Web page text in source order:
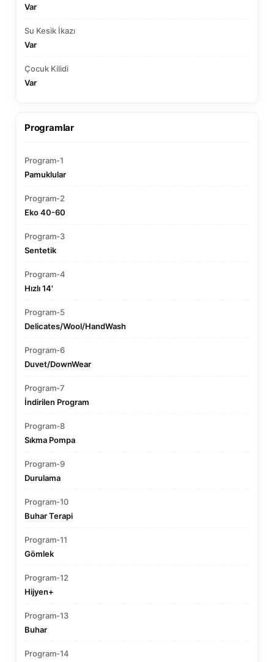
Var
Su Kesik İkazı
Var
Çocuk Kilidi
Var
Programlar
Program-1
Pamuklular
Program-2
Eko 40-60
Program-3
Sentetik
Program-4
Hızlı 14'
Program-5
Delicates/Wool/HandWash
Program-6
Duvet/DownWear
Program-7
İndirilen Program
Program-8
Sıkma Pompa
Program-9
Durulama
Program-10
Buhar Terapi
Program-11
Gömlek
Program-12
Hijyen+
Program-13
Buhar
Program-14